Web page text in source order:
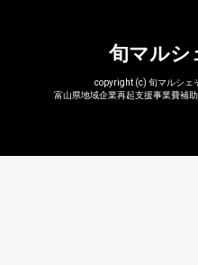
旬マルシ
copyright (c) 旬マルシェ
富山県地域企業再起支援事業費補